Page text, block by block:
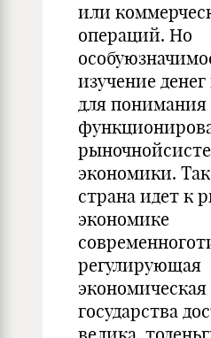
или
операций. Но
изучение
для понимания
экономики.
страна идет к
экономике
регулирующая
экономическая
государства